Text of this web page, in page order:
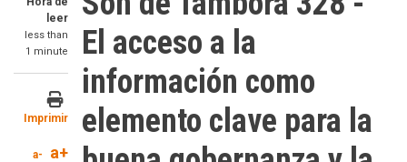
leer
less than
1 minute
Imprimir
a- a+
El acceso a la
información como
elemento clave para la